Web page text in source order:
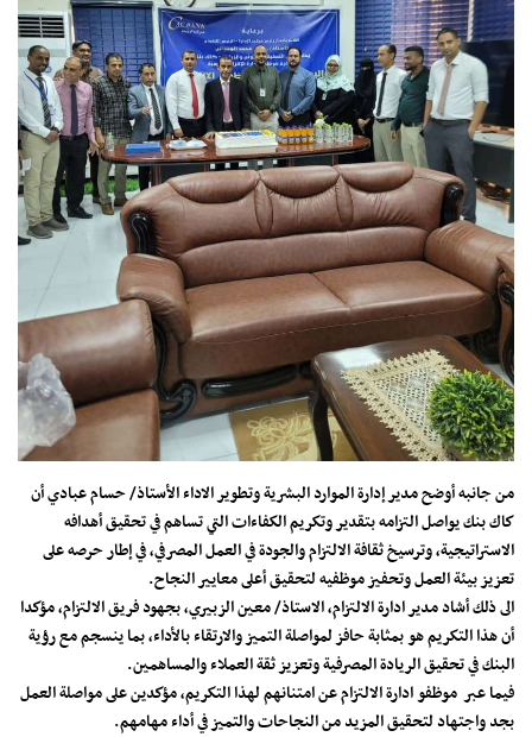
من جانبه أوضح مدير إدارة الموارد البشرية وتطوير الاداء الأستاذ/ حسام عبادي أن
كاك بنك يواصل التزامه بتقدير وتكريم الكفاءات التي تساهم في تحقيق أهدافه
الاستراتيجية، وترسيخ ثقافة الالتزام والجودة في العمل المصرفي، في إطار حرصه على
تعزيز بيئة العمل وتحفيز موظفيه لتحقيق أعلى معايير النجاح.
الى ذلك أشاد مدير ادارة الالتزام، الاستاذ/ معين الزبيري، بجهود فريق الالتزام، مؤكدا
أن هذا التكريم هو بمثابة حافز لمواصلة التميز والارتقاء بالأداء، بما ينسجم مع رؤية
البنك في تحقيق الريادة المصرفية وتعزيز ثقة العملاء والمساهمين.
فيما عبر موظفو ادارة الالتزام عن امتنانهم لهذا التكريم، مؤكدين على مواصلة العمل
بجد واجتهاد لتحقيق المزيد من النجاحات والتميز في أداء مهامهم.